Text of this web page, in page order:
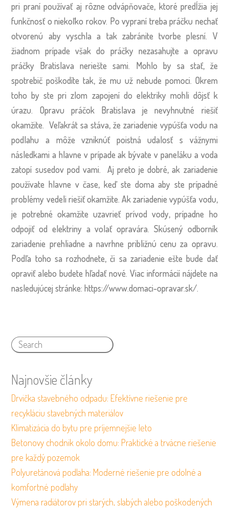
pri praní používať aj rôzne odvápňovače, ktoré predĺžia jej
funkčnosť o niekoľko rokov. Po vypraní treba práčku nechať
otvorenú aby vyschla a tak zabránite tvorbe plesní. V
žiadnom prípade však do práčky nezasahujte a opravu
práčky Bratislava neriešte sami. Mohlo by sa stať, že
spotrebič poškodíte tak, že mu už nebude pomoci. Okrem
toho by ste pri zlom zapojení do elektriky mohli dôjsť k
úrazu. Opravu práčok Bratislava je nevyhnutné riešiť
okamžite. Veľakrát sa stáva, že zariadenie vypúšťa vodu na
podlahu a môže vzniknúť poistná udalosť s vážnymi
následkami a hlavne v prípade ak bývate v paneláku a voda
zatopí susedov pod vami. Aj preto je dobré, ak zariadenie
používate hlavne v čase, keď ste doma aby ste prípadné
problémy vedeli riešiť okamžite. Ak zariadenie vypúšťa vodu,
je potrebné okamžite uzavrieť prívod vody, prípadne ho
odpojiť od elektriny a volať opravára. Skúsený odborník
zariadenie prehliadne a navrhne približnú cenu za opravu.
Podľa toho sa rozhodnete, či sa zariadenie ešte bude dať
opraviť alebo budete hľadať nové. Viac informácií nájdete na
nasledujúcej stránke: https://www.domaci-opravar.sk/.
Najnovšie články
Drvička stavebného odpadu: Efektívne riešenie pre
recykláciu stavebných materiálov
Klimatizácia do bytu pre príjemnejšie leto
Betonovy chodnik okolo domu: Praktické a trvácne riešenie
pre každý pozemok
Polyuretánová podlaha: Moderné riešenie pre odolné a
komfortné podlahy
Výmena radiátorov pri starých, slabých alebo poškodených